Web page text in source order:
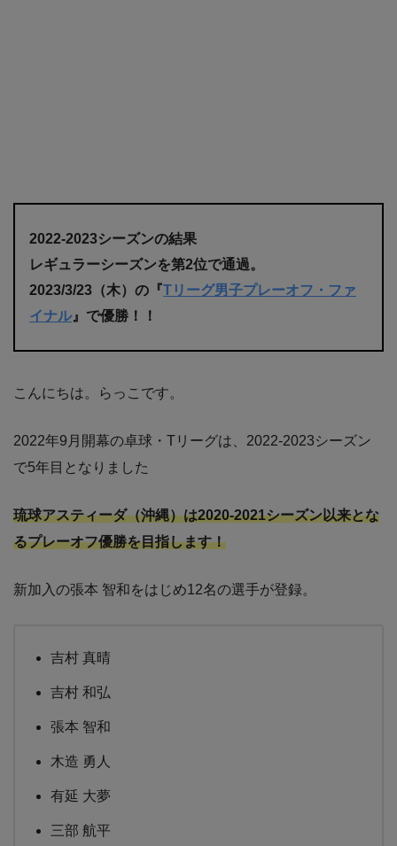
2022-2023シーズンの結果
レギュラーシーズンを第2位で通過。
2023/3/23（木）の『Tリーグ男子プレーオフ・ファ
イナル』で優勝！！
こんにちは。らっこです。
2022年9月開幕の卓球・Tリーグは、2022-2023シーズン
で5年目となりました
琉球アスティーダ（沖縄）は2020-2021シーズン以来とな
るプレーオフ優勝を目指します！
新加入の張本 智和をはじめ12名の選手が登録。
吉村 真晴
吉村 和弘
張本 智和
木造 勇人
有延 大夢
三部 航平